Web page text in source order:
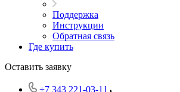
Поддержка
Инструкции
Обратная связь
Где купить
Оставить заявку
+7 343 221-03-11